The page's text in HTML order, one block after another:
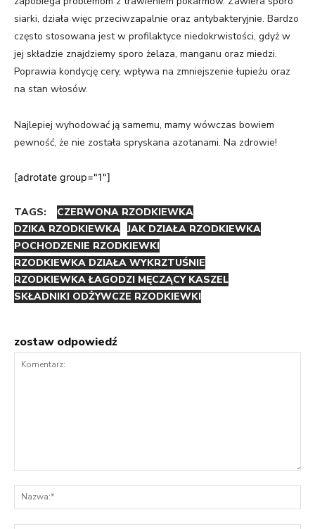
siarki, działa więc przeciwzapalnie oraz antybakteryjnie. Bardzo
często stosowana jest w profilaktyce niedokrwistości, gdyż w
jej składzie znajdziemy sporo żelaza, manganu oraz miedzi.
Poprawia kondycję cery, wpływa na zmniejszenie łupieżu oraz
na stan włosów.
Najlepiej wyhodować ją samemu, mamy wówczas bowiem
pewność, że nie została spryskana azotanami. Na zdrowie!
[adrotate group="1"]
TAGS:
CZERWONA RZODKIEWKA
DZIKA RZODKIEWKA JAK DZIAŁA RZODKIEWKA
POCHODZENIE RZODKIEWKI
RZODKIEWKA DZIAŁA WYKRZTUŚNIE
RZODKIEWKA ŁAGODZI MĘCZĄCY KASZEL
SKŁADNIKI ODŻYWCZE RZODKIEWKI
zostaw odpowiedź